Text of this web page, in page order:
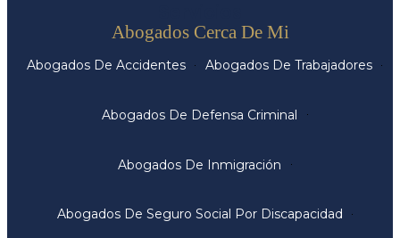
Abogados Cerca De Mi
Abogados De Accidentes Abogados De Trabajadores
Abogados De Defensa Criminal
Abogados De Inmigración
Abogados De Seguro Social Por Discapacidad